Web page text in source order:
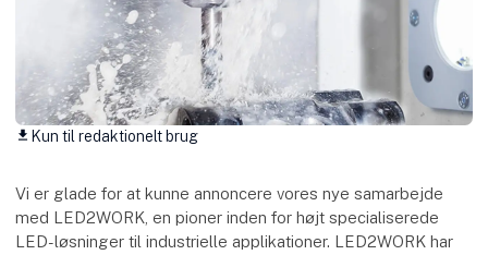
download Kun til redaktionelt brug
Vi er glade for at kunne annoncere vores nye samarbejde
med LED2WORK, en pioner inden for højt specialiserede
LED-løsninger til industrielle applikationer. LED2WORK har